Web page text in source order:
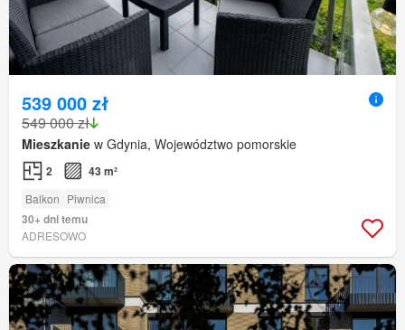
539 000 zł
549 000 zł
Mieszkanie w Gdynia, Województwo pomorskie
2 43 m²
Balkon Piwnica
30+ dni temu
ADRESOWO